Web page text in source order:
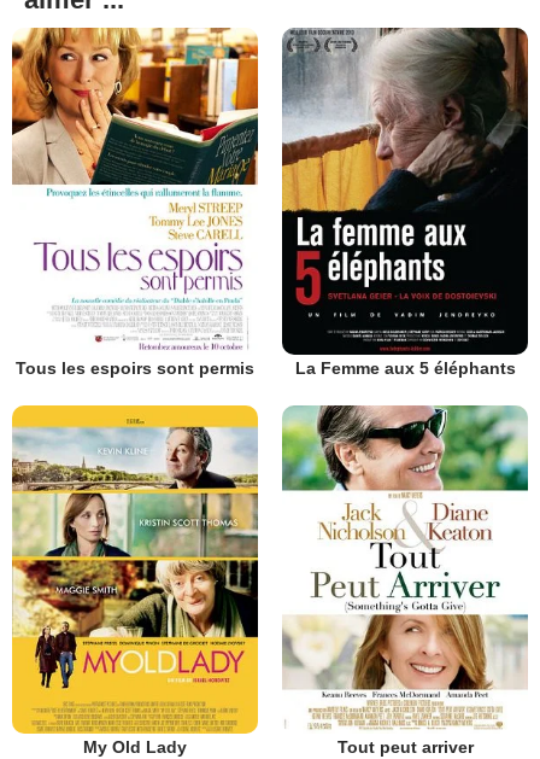
Tous les espoirs sont permis La Femme aux 5 éléphants
My Old Lady Tout peut arriver